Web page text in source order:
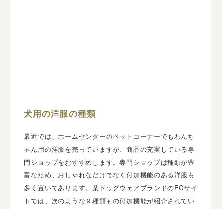
犬用の洋服の種類
最近では、ホームセンターのペットコーナーでもわんち
ゃん用の洋服を売っていますが、商品の充実している専
門ショップをおすすめします。専門ショップは種類が豊
富なため、おしゃれなだけでなく付加機能のある洋服も
多く置いてあります。某ドッグウェアブランドのECサイ
トでは、次のような９種類もの付加機能が紹介されてい